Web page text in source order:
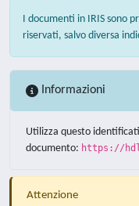
I documenti in IRIS sono
riservati, salvo diversa
Informazioni
Utilizza questo
documento: https://
Attenzione